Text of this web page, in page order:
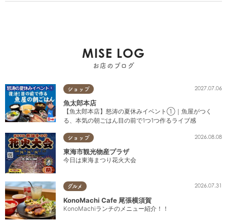
MISE LOG
お店のブログ
ショップ 2027.07.06
魚太郎本店
【魚太郎本店】怒涛の夏休みイベント①｜魚屋がつく
る、本気の朝ごはん目の前で1つ1つ作るライブ感
ショップ 2026.08.08
東海市観光物産プラザ
今日は東海まつり花火大会
グルメ 2026.07.31
KonoMachi Cafe 尾張横須賀
KonoMachiランチのメニュー紹介！！